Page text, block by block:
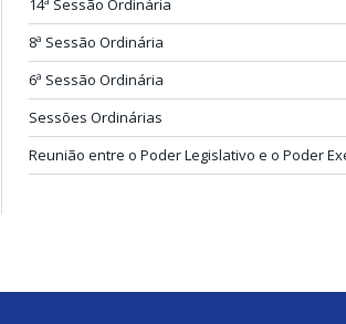
14ª Sessão Ordinária
8ª Sessão Ordinária
6ª Sessão Ordinária
Sessões Ordinárias
Reunião entre o Poder Legislativo e o Poder